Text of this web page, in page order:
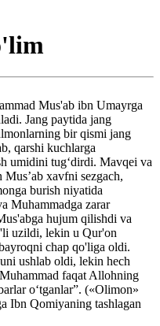
Mus'ab ibn Umayrga
Jang paytida jang
bir qismi jang
qarshi kuchlarga
umidini tugʻdirdi. Mavqei va
Mus’ab xavfni sezgach,
burish niyatida
Muhammadga zarar
hujum qilishdi va
uzildi, lekin u Qur'on
chap qo'liga oldi.
ushlab oldi, lekin hech
faqat Allohning
oʻtganlar”. («Olimon»
Ibn Qomiyaning tashlagan